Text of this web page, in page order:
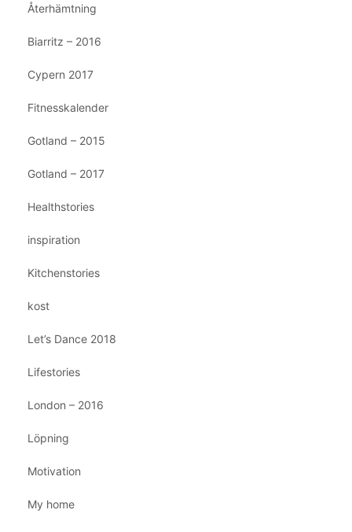
Återhämtning
Biarritz – 2016
Cypern 2017
Fitnesskalender
Gotland – 2015
Gotland – 2017
Healthstories
inspiration
Kitchenstories
kost
Let’s Dance 2018
Lifestories
London – 2016
Löpning
Motivation
My home